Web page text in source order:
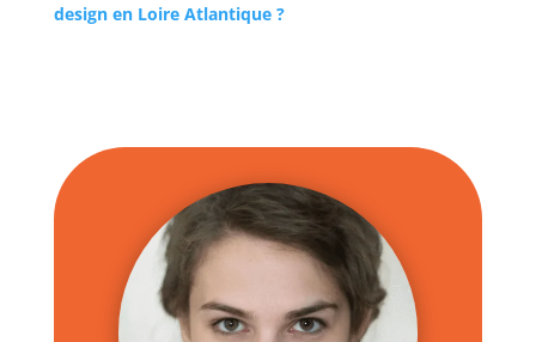
design en Loire Atlantique ?